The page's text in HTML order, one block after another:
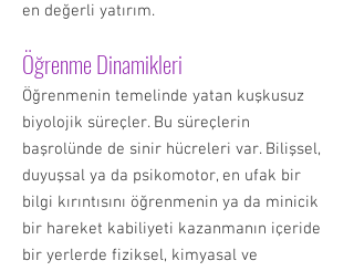
en değerli yatırım.
Öğrenme Dinamikleri
Öğrenmenin temelinde yatan kuşkusuz
biyolojik süreçler. Bu süreçlerin
başrolünde de sinir hücreleri var. Bilişsel,
duyuşsal ya da psikomotor, en ufak bir
bilgi kırıntısını öğrenmenin ya da minicik
bir hareket kabiliyeti kazanmanın içeride
bir yerlerde fiziksel, kimyasal ve